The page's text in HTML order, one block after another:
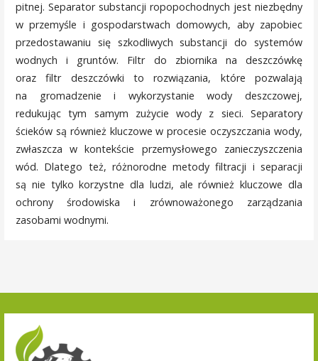
pitnej. Separator substancji ropopochodnych jest niezbędny
w przemyśle i gospodarstwach domowych, aby zapobiec
przedostawaniu się szkodliwych substancji do systemów
wodnych i gruntów. Filtr do zbiornika na deszczówkę
oraz filtr deszczówki to rozwiązania, które pozwalają
na gromadzenie i wykorzystanie wody deszczowej,
redukując tym samym zużycie wody z sieci. Separatory
ścieków są również kluczowe w procesie oczyszczania wody,
zwłaszcza w kontekście przemysłowego zanieczyszczenia
wód. Dlatego też, różnorodne metody filtracji i separacji
są nie tylko korzystne dla ludzi, ale również kluczowe dla
ochrony środowiska i zrównoważonego zarządzania
zasobami wodnymi.